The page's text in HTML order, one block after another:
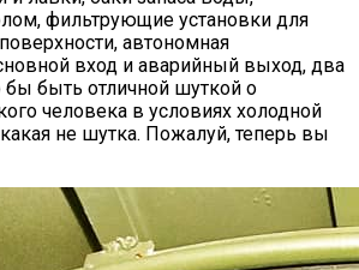
фильтрующие установки для
автономная
вход и аварийный выход, два
бы быть отличной шуткой о
человека в условиях холодной
не шутка. Пожалуй, теперь вы